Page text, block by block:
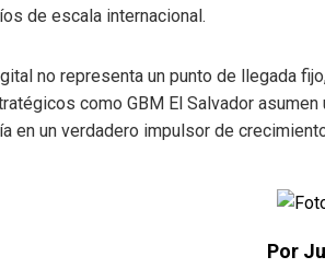
de escala internacional.
no representa un punto de llegada
como GBM El Salvador
en un verdadero impulsor de
Por